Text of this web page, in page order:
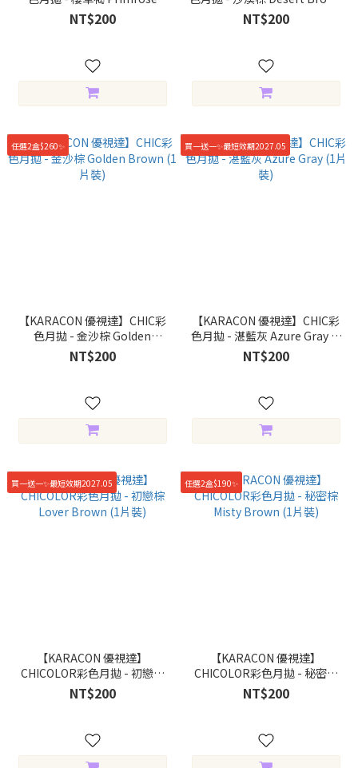
Brown (1片裝)
NT$200
(1片裝)
NT$200
任選2盒$260✨
【KARACON 優視達】CHIC彩
色月拋 - 金沙棕 Golden
Brown (1片裝)
NT$200
買一送一✨最短效期2027.05
【KARACON 優視達】CHIC彩
色月拋 - 湛藍灰 Azure Gray (1
片裝)
NT$200
買一送一✨最短效期2027.05
【KARACON 優視達】
CHICOLOR彩色月拋 - 初戀棕
Lover Brown (1片裝)
NT$200
任選2盒$190✨
【KARACON 優視達】
CHICOLOR彩色月拋 - 秘密棕
Misty Brown (1片裝)
NT$200